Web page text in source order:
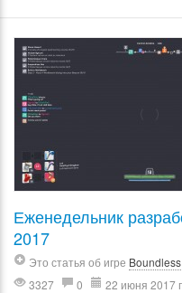
Еженедельник
2017
Это статья об игре Boundless
3327
0 22 июня 2017